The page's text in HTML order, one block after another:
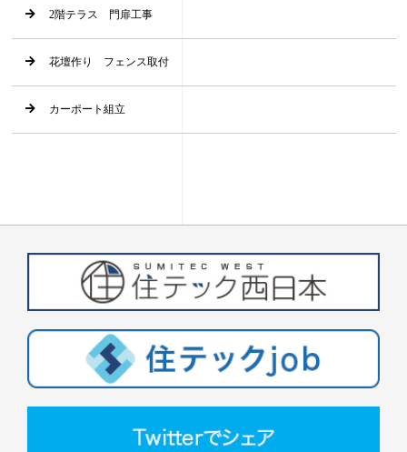
2階テラス 門扉工事
花壇作り フェンス取付
カーポート組立